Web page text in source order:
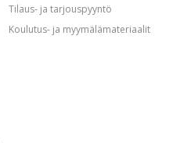
Tilaus- ja tarjouspyyntö
Koulutus- ja myymälämateriaalit